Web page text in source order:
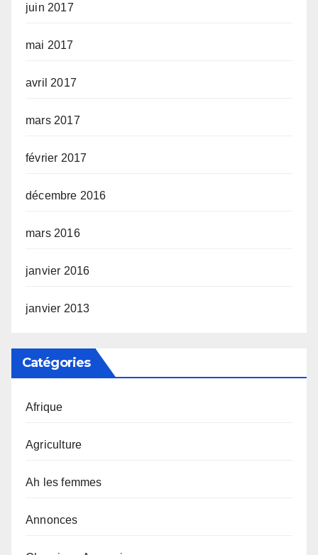
juin 2017
mai 2017
avril 2017
mars 2017
février 2017
décembre 2016
mars 2016
janvier 2016
janvier 2013
Catégories
Afrique
Agriculture
Ah les femmes
Annonces